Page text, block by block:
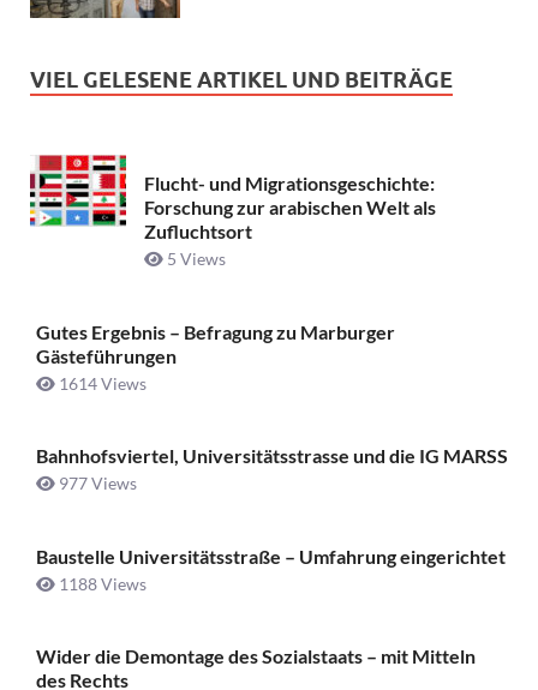
VIEL GELESENE ARTIKEL UND BEITRÄGE
Flucht- und Migrationsgeschichte:
Forschung zur arabischen Welt als
Zufluchtsort
5 Views
Gutes Ergebnis – Befragung zu Marburger
Gästeführungen
1614 Views
Bahnhofsviertel, Universitätsstrasse und die IG MARSS
977 Views
Baustelle Universitätsstraße ­– Umfahrung eingerichtet
1188 Views
Wider die Demontage des Sozialstaats – mit Mitteln
des Rechts